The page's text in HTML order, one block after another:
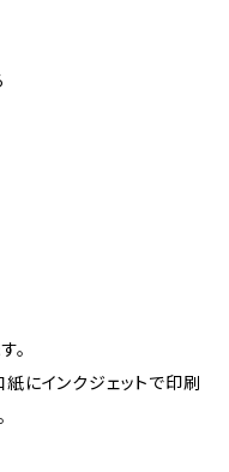
。
にインクジェットで印刷